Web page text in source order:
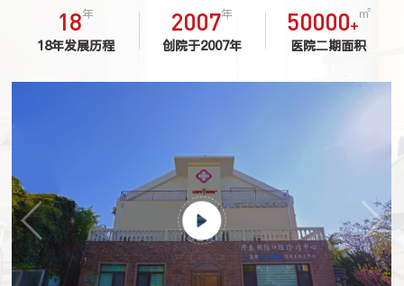
18年
18年发展历程
2007年
创院于2007年
50000+
㎡
医院二期面积